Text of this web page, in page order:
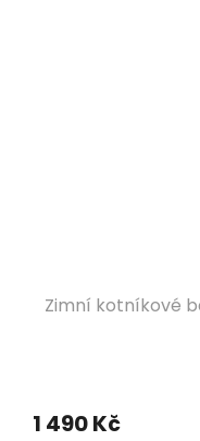
Zimní kotníkové
1 490 Kč